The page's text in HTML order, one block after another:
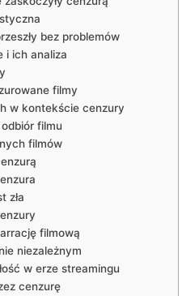
bez⁢ problemów
i ich analiza
filmy
w kontekście cenzury
filmu
filmów
zła
filmową
niezależnym
w erze streamingu
cenzurę